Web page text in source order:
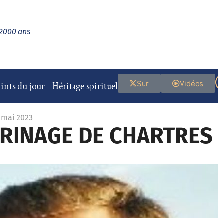
ans
du jour Héritage spirituel Vidéos
Sur
2023
DE